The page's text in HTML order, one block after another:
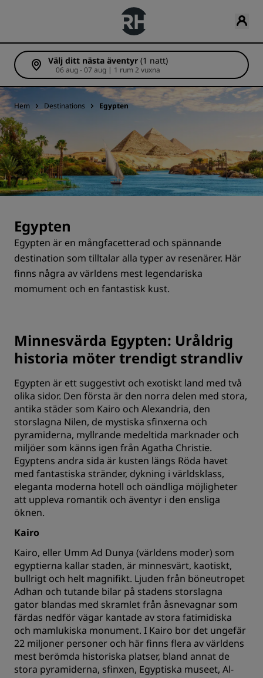
Välj ditt nästa äventyr (1 natt)
06 aug - 07 aug | 1 rum 2 vuxna
Hem Destinations Egypten
Egypten
Egypten är en mångfacetterad och spännande
destination som tilltalar alla typer av resenärer. Här
finns några av världens mest legendariska
momument och en fantastisk kust.
Minnesvärda Egypten: Uråldrig
historia möter trendigt strandliv
Egypten är ett suggestivt och exotiskt land med två
olika sidor. Den första är den norra delen med stora,
antika städer som Kairo och Alexandria, den
storslagna Nilen, de mystiska sfinxerna och
pyramiderna, myllrande medeltida marknader och
miljöer som känns igen från Agatha Christie.
Egyptens andra sida är kusten längs Röda havet
med fantastiska stränder, dykning i världsklass,
eleganta moderna hotell och oändliga möjligheter
att uppleva romantik och äventyr i den ensliga
öknen.
Kairo
Kairo, eller Umm Ad Dunya (världens moder) som
egyptierna kallar staden, är minnesvärt, kaotiskt,
bullrigt och helt magnifikt. Ljuden från böneutropet
Adhan och tutande bilar på stadens storslagna
gator blandas med skramlet från åsnevagnar som
färdas nedför vägar kantade av stora fatimidiska
och mamlukiska monument. I Kairo bor det ungefär
22 miljoner personer och här finns flera av världens
mest berömda historiska platser, bland annat de
stora pyramiderna, sfinxen, Egyptiska museet, Al-